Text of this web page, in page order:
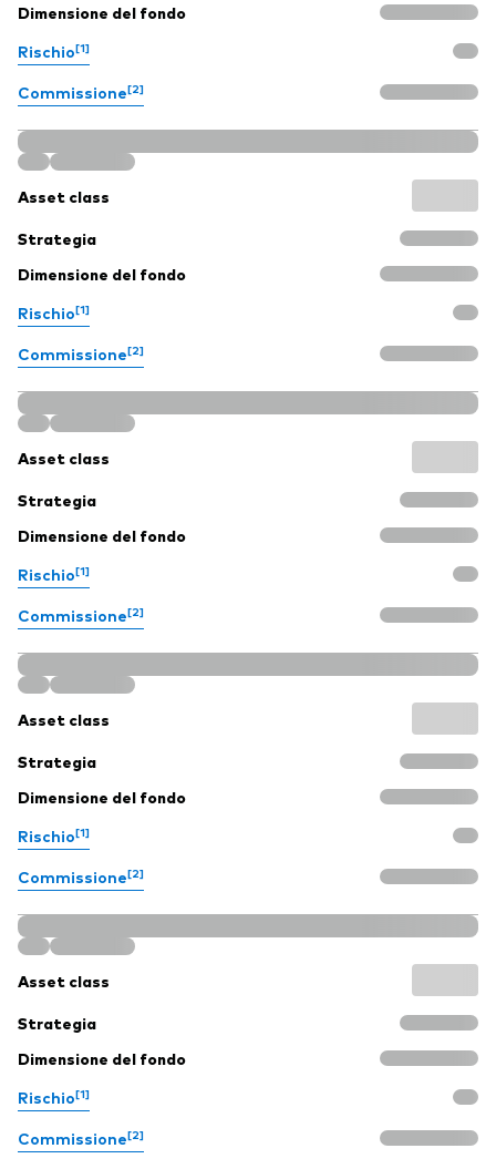
Dimensione del fondo
Rischio[1]
Commissione[2]
Asset class
Strategia
Dimensione del fondo
Rischio[1]
Commissione[2]
Asset class
Strategia
Dimensione del fondo
Rischio[1]
Commissione[2]
Asset class
Strategia
Dimensione del fondo
Rischio[1]
Commissione[2]
Asset class
Strategia
Dimensione del fondo
Rischio[1]
Commissione[2]